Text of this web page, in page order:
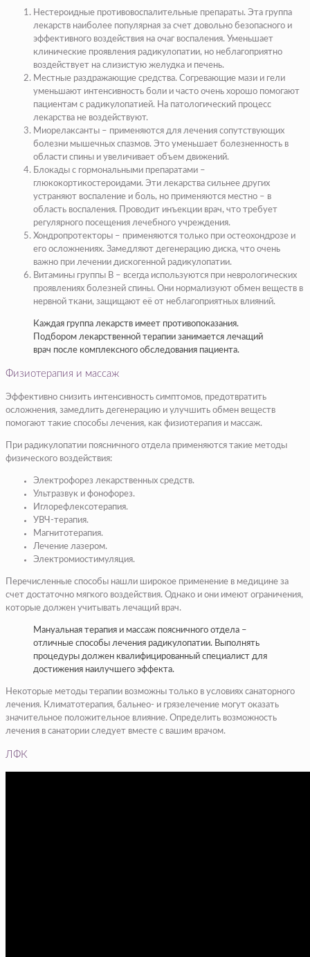
Нестероидные противовоспалительные препараты. Эта группа
лекарств наиболее популярная за счет довольно безопасного и
эффективного воздействия на очаг воспаления. Уменьшает
клинические проявления радикулопатии, но неблагоприятно
воздействует на слизистую желудка и печень.
Местные раздражающие средства. Согревающие мази и гели
уменьшают интенсивность боли и часто очень хорошо помогают
пациентам с радикулопатией. На патологический процесс
лекарства не воздействуют.
Миорелаксанты – применяются для лечения сопутствующих
болезни мышечных спазмов. Это уменьшает болезненность в
области спины и увеличивает объем движений.
Блокады с гормональными препаратами –
глюкокортикостероидами. Эти лекарства сильнее других
устраняют воспаление и боль, но применяются местно – в
область воспаления. Проводит инъекции врач, что требует
регулярного посещения лечебного учреждения.
Хондропротекторы – применяются только при остеохондрозе и
его осложнениях. Замедляют дегенерацию диска, что очень
важно при лечении дискогенной радикулопатии.
Витамины группы B – всегда используются при неврологических
проявлениях болезней спины. Они нормализуют обмен веществ в
нервной ткани, защищают её от неблагоприятных влияний.
Каждая группа лекарств имеет противопоказания.
Подбором лекарственной терапии занимается лечащий
врач после комплексного обследования пациента.
Физиотерапия и массаж
Эффективно снизить интенсивность симптомов, предотвратить
осложнения, замедлить дегенерацию и улучшить обмен веществ
помогают такие способы лечения, как физиотерапия и массаж.
При радикулопатии поясничного отдела применяются такие методы
физического воздействия:
Электрофорез лекарственных средств.
Ультразвук и фонофорез.
Иглорефлексотерапия.
УВЧ-терапия.
Магнитотерапия.
Лечение лазером.
Электромиостимуляция.
Перечисленные способы нашли широкое применение в медицине за
счет достаточно мягкого воздействия. Однако и они имеют ограничения,
которые должен учитывать лечащий врач.
Мануальная терапия и массаж поясничного отдела –
отличные способы лечения радикулопатии. Выполнять
процедуры должен квалифицированный специалист для
достижения наилучшего эффекта.
Некоторые методы терапии возможны только в условиях санаторного
лечения. Климатотерапия, бальнео- и грязелечение могут оказать
значительное положительное влияние. Определить возможность
лечения в санатории следует вместе с вашим врачом.
ЛФК